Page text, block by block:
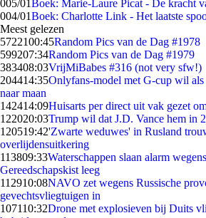
005/01Boek: Marie-Laure Picat - De kracht
004/01Boek: Charlotte Link - Het laatste
Meest gelezen
5722100:45Random Pics van de Dag #1978
599207:34Random Pics van de Dag #1979
383408:03VrijMiBabes #316 (not very sfw!)
204414:35Onlyfans-model met G-cup wil
naar maan
142414:09Huisarts per direct uit vak gezet
122020:03Trump wil dat J.D. Vance hem in
120519:42'Zwarte weduwes' in Rusland
overlijdensuitkering
113809:33Waterschappen slaan alarm
Gereedschapskist leeg
112910:08NAVO zet wegens Russische
gevechtsvliegtuigen in
107110:32Drone met explosieven bij Duits